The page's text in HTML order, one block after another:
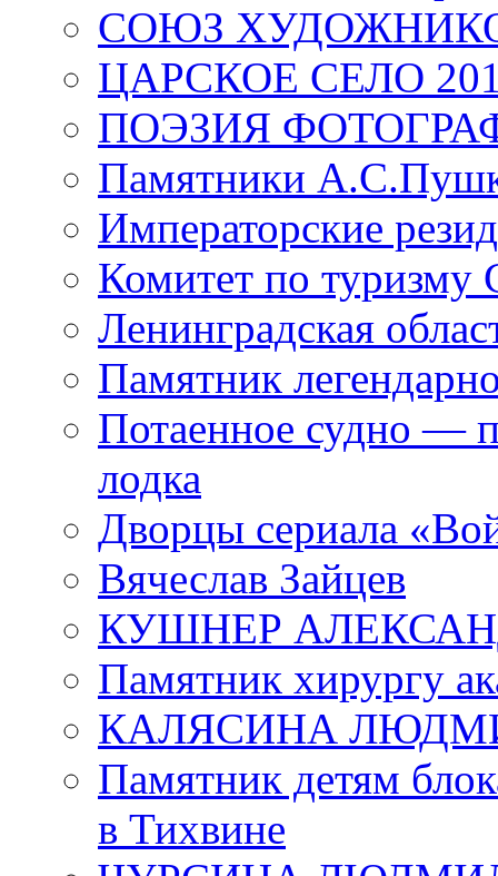
СОЮЗ
ЦАРСКОЕ СЕЛО
ПОЭЗИЯ
Памятники
Императорские
Комитет по туризму
Ленинградская
Памятник
Потаенное судно —
лодка
Дворцы сериала
Вячеслав Зайцев
КУШНЕР
Памятник хирургу
КАЛЯСИНА
Памятник детям
в Тихвине